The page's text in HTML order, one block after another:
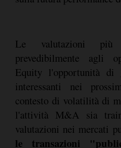
Le valutazioni più
prevedibilmente agli
Equity l'opportunità di
interessanti nei
contesto di volatilità di
l'attività M&A sia
valutazioni nei mercati
le transazioni